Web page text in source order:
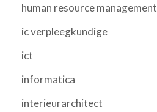
human resource management
ic verpleegkundige
ict
informatica
interieurarchitect